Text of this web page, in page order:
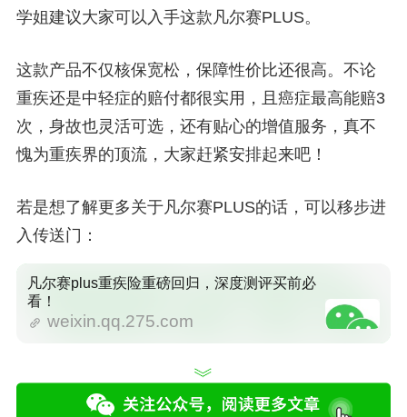
学姐建议大家可以入手这款凡尔赛PLUS。
这款产品不仅核保宽松，保障性价比还很高。不论
重疾还是中轻症的赔付都很实用，且癌症最高能赔3
次，身故也灵活可选，还有贴心的增值服务，真不
愧为重疾界的顶流，大家赶紧安排起来吧！
若是想了解更多关于凡尔赛PLUS的话，可以移步进
入传送门：
凡尔赛plus重疾险重磅回归，深度测评买前必
看！
weixin.qq.275.com